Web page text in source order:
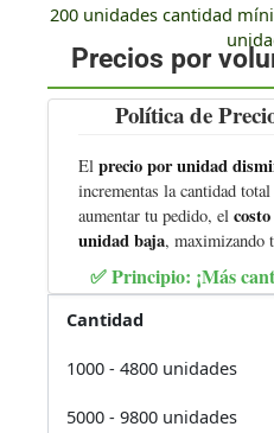
200 unidades cantidad
Precios por
Política de
El precio por unidad
incrementas la cantidad
aumentar tu pedido, el
unidad baja, maximizando
✅ Principio: ¡Más
Cantidad
1000 - 4800 unidades
5000 - 9800 unidades